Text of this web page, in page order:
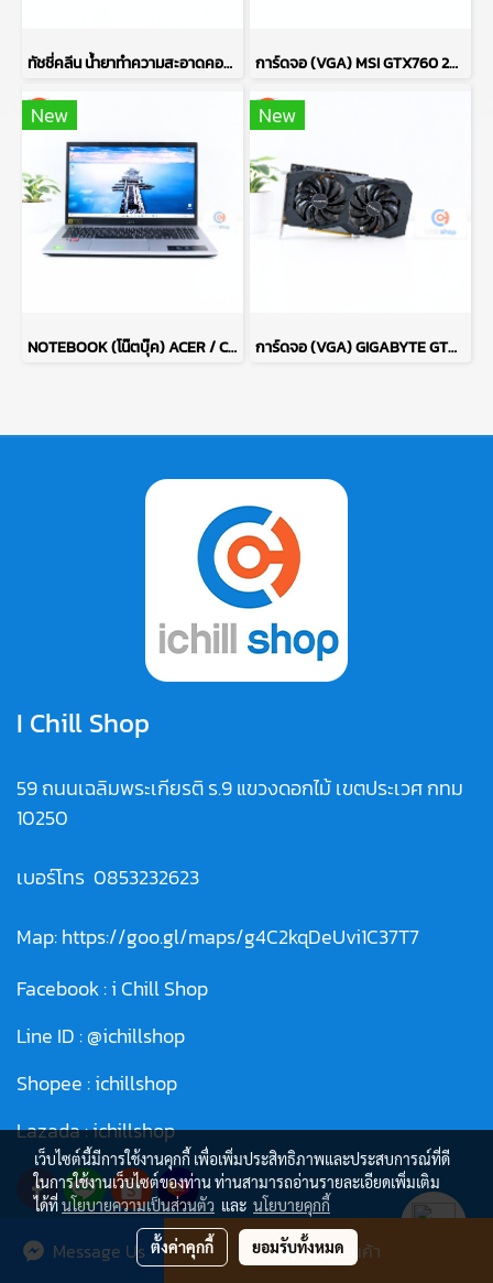
สั่งซื้อสินค้า
Message Us
ทัชชี่คลีน น้ำยาทำความสะอาดคอมพิวเตอร์ COMPUTER CLEANER TOUCHE KLEAN ปริมาณ 200 มล. (ของใหม่) P16531 การ์ดจอ (VGA) MSI GTX760 2GB 2F GAMING OC P17695
New
NOTEBOOK (โน๊ตบุ๊ค) ACER / CPU RYZEN 7 5700U / จอ 15.6 FHD / RAM DDR4 16GB / SSD 512GB M.2 P14839
New
การ์ดจอ (VGA) GIGABYTE GTX1660 SUPER 6GB 2F OC P13505
I Chill Shop
59 ถนนเฉลิมพระเกียรติ ร.9 แขวงดอกไม้ เขตประเวศ กทม
10250
เบอร์โทร 0853232623
Map:https://goo.gl/maps/g4C2kqDeUvi1C37T7
Facebook :i Chill Shop
Line ID :@ichillshop
Shopee :ichillshop
Lazada :ichillshop
© Copyright 2021 All Rights Reserved.
เว็บไซต์นี้มีการใช้งานคุกกี้ เพื่อเพิ่มประสิทธิภาพและประสบการณ์ที่ดี
ในการใช้งานเว็บไซต์ของท่าน ท่านสามารถอ่านรายละเอียดเพิ่มเติม
ได้ที่นโยบายความเป็นส่วนตัว และ นโยบายคุกกี้
ตั้งค่าคุกกี้ ยอมรับทั้งหมด